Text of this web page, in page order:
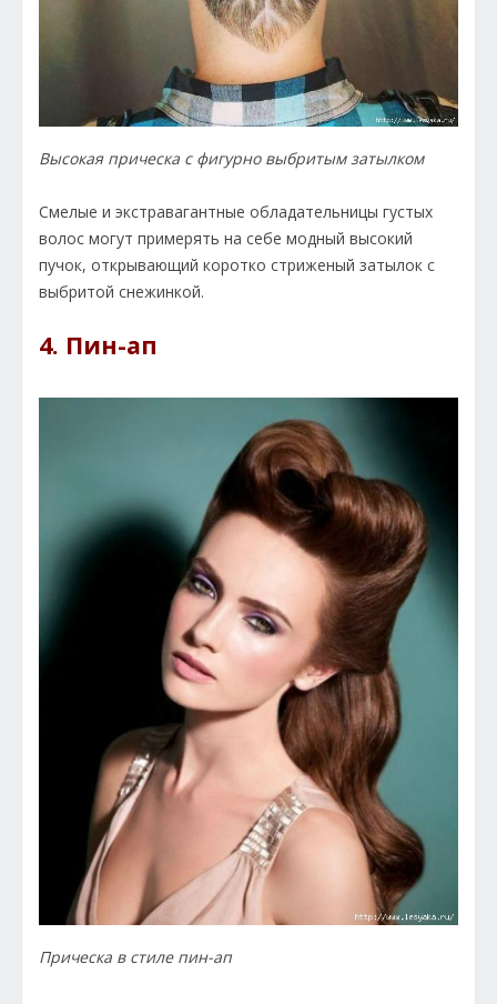
Высокая прическа с фигурно выбритым затылком
Смелые и экстравагантные обладательницы густых
волос могут примерять на себе модный высокий
пучок, открывающий коротко стриженый затылок с
выбритой снежинкой.
4. Пин-ап
Прическа в стиле пин-ап